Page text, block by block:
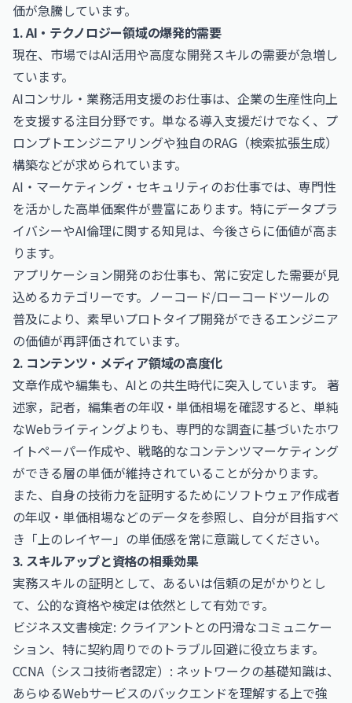
価が急騰しています。
1. AI・テクノロジー領域の爆発的需要
現在、市場ではAI活用や高度な開発スキルの需要が急増し
ています。
AIコンサル・業務活用支援のお仕事は、企業の生産性向上
を支援する注目分野です。単なる導入支援だけでなく、プ
ロンプトエンジニアリングや独自のRAG（検索拡張生成）
構築などが求められています。
AI・マーケティング・セキュリティのお仕事では、専門性
を活かした高単価案件が豊富にあります。特にデータプラ
イバシーやAI倫理に関する知見は、今後さらに価値が高ま
ります。
アプリケーション開発のお仕事も、常に安定した需要が見
込めるカテゴリーです。ノーコード/ローコードツールの
普及により、素早いプロトタイプ開発ができるエンジニア
の価値が再評価されています。
2. コンテンツ・メディア領域の高度化
文章作成や編集も、AIとの共生時代に突入しています。 著
述家，記者，編集者の年収・単価相場を確認すると、単純
なWebライティングよりも、専門的な調査に基づいたホワ
イトペーパー作成や、戦略的なコンテンツマーケティング
ができる層の単価が維持されていることが分かります。
また、自身の技術力を証明するためにソフトウェア作成者
の年収・単価相場などのデータを参照し、自分が目指すべ
き「上のレイヤー」の単価感を常に意識してください。
3. スキルアップと資格の相乗効果
実務スキルの証明として、あるいは信頼の足がかりとし
て、公的な資格や検定は依然として有効です。
ビジネス文書検定: クライアントとの円滑なコミュニケー
ション、特に契約周りでのトラブル回避に役立ちます。
CCNA（シスコ技術者認定） : ネットワークの基礎知識は、
あらゆるWebサービスのバックエンドを理解する上で強